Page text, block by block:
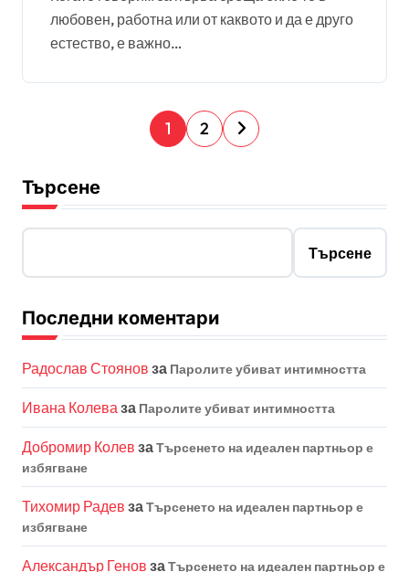
любовен, работна или от каквото и да е друго
естество, е важно…
Р
а
д
л
н
е
н
а
п
у
б
л
1 2
Търсене
Търсене
Последни коментари
Радослав Стоянов за Паролите убиват интимността
Ивана Колеваза Паролите убиват интимността
Добромир Колев заТърсенето на идеален партньор е
избягване
Тихомир Радев заТърсенето на идеален партньор е
избягване
Александър Генов заТърсенето на идеален партньор е